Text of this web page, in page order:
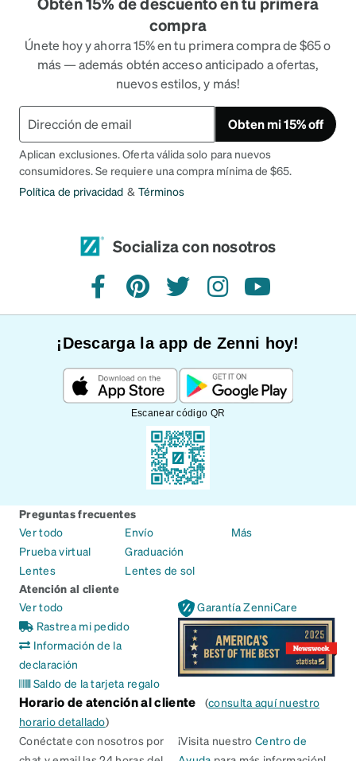
compra
Únete hoy y ahorra 15% en tu primera compra de $65 o
más — además obtén acceso anticipado a ofertas,
nuevos estilos, y más!
Obten mi 15% off
Aplican exclusiones. Oferta válida solo para nuevos
consumidores. Se requiere una compra mínima de $65.
Política de privacidad & Términos
Socializa con nosotros
FacebookPinterestTwitterInstagramYouTube
¡Descarga la app de Zenni hoy!
Escanear código QR
Preguntas frecuentes
Ver todo
Prueba virtual
Lentes
Envío
Graduación
Lentes de sol
Más
Atención al cliente
Ver todo
Rastrea mi pedido
Información de la
declaración
Saldo de la tarjeta regalo
Garantía ZenniCare
Horario de atención al cliente (consulta aquí nuestro
horario detallado)
Conéctate con nosotros por
¡Visita nuestroCentro de